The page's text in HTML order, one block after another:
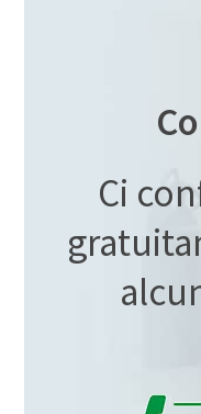
Ci